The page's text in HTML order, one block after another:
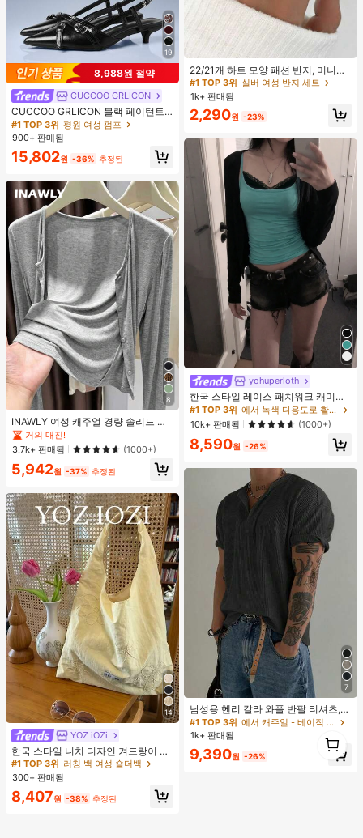
19
8,988원 절약
CUCCOO GRLICON
CUCCOO GRLICON 블랙 페이턴트
가죽 뾰족한 토 메탈 크리스크로스 스
트랩 더블 버클 장식 키튼 힐 뮬 슈즈,
쿨 걸즈를 위한 오토바이 스타일, 봄/
여름, 휴가, 여행, 2000년대 스타일에
적합
#1 TOP 3위 평원 여성 펌프
900+ 판매됨
15,802원 -36% 추정된
8
INAWLY 여성 캐주얼 경량 솔리드 컬
러 재킷, 봄/가을 일상 출퇴근에 적합
한 미니멀리스트 스타일
거의 매진!
3.7k+ 판매됨
(1000+)
5,942원 -37% 추정된
14
YOZ iOZi
한국 스타일 니치 디자인 겨드랑이 숄
더백, 다용도 패션 부드러운 여름 숄더
토트백 여성용,
#1 TOP 3위 러칭 백 여성 숄더백
거의 매진!
#1 TOP 3위 러칭 백 여성 숄더백
거의 매진!
#1 TOP 3위 러칭 백 여성 숄더백
거의 매진!
#1 TOP 3위
러칭 백 여성 숄더백
거의 매진!
300+ 판매됨
8,407원 -38% 추정된
22/21개 하트 모양 패션 반지, 미니멀
리스트 크리스탈 임베디드 보헤미안
기하학 반지 세트, 발렌타인데이, 어머
니날 선물
#1 TOP 3위
실버 여성 반지 세트
거의 매진!
#1 TOP 3위 실버 여성 반지 세트
거의 매진!
#1 TOP 3위 실버 여성 반지 세트
거의 매진!
#1 TOP 3위
실버 여성 반지 세트
1k+ 판매됨
2,290원 -23%
yohuperloth
한국 스타일 레이스 패치워크 캐미솔
탱크 탑, Y2K 에스테틱, 스트리트웨어
캐주얼 여름
#1 TOP 3위
에서 녹색 다용도로 활용 가능한 데일리 탑
10k+ 판매됨
(1000+)
8,590원 -26%
7
남성용 헨리 칼라 와플 반팔 티셔츠,
가볍고 통기성이 좋은 기본 티, 미국
미니멀리스트 스타일, 모든 계절에 적
#1 TOP 3위
에서 캐주얼 - 베이직 남성 상의
1k+ 판매됨
9,390원 -26%